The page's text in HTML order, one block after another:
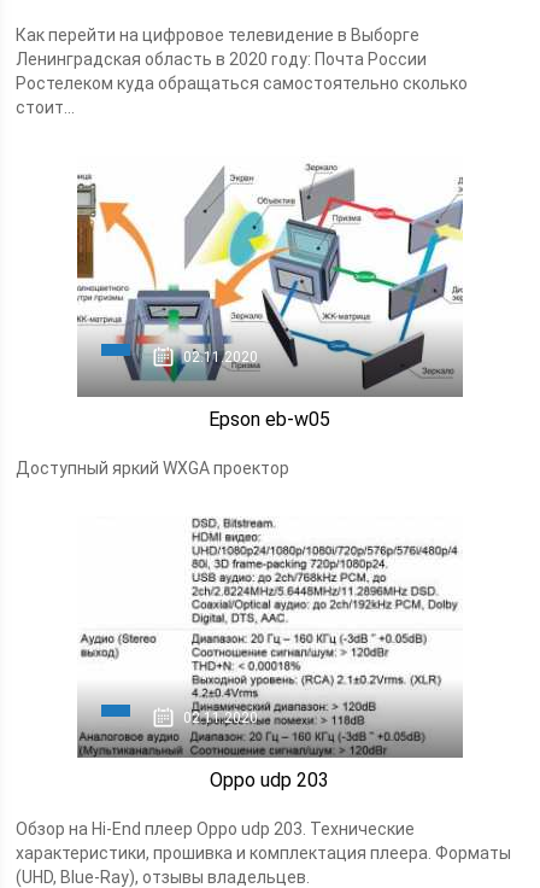
Как перейти на цифровое телевидение в Выборге
Ленинградская область в 2020 году: Почта России
Ростелеком куда обращаться самостоятельно сколько
стоит...
02.11.2020
Epson eb-w05
Доступный яркий WXGA проектор
02.11.2020
Oppo udp 203
Обзор на Hi-End плеер Oppo udp 203. Технические
характеристики, прошивка и комплектация плеера. Форматы
(UHD, Blue-Ray), отзывы владельцев.